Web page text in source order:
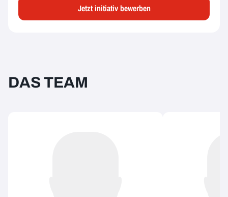
Jetzt initiativ bewerben
DAS TEAM